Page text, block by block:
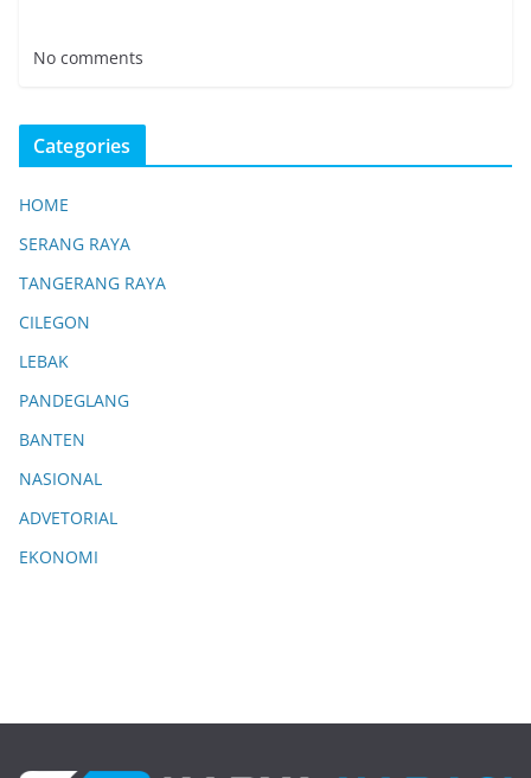
No comments
Categories
HOME
SERANG RAYA
TANGERANG RAYA
CILEGON
LEBAK
PANDEGLANG
BANTEN
NASIONAL
ADVETORIAL
EKONOMI